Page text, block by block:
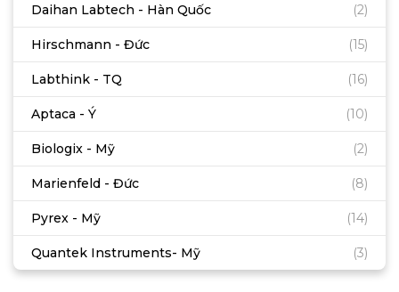
Daihan Labtech - Hàn Quốc (2)
Hirschmann - Đức (15)
Labthink - TQ (16)
Aptaca - Ý (10)
Biologix - Mỹ (2)
Marienfeld - Đức (8)
Pyrex - Mỹ (14)
Quantek Instruments- Mỹ (3)